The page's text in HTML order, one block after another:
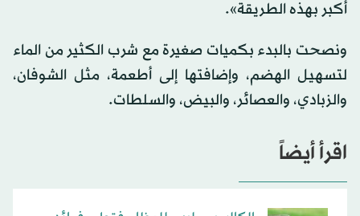
أكبر بهذه الطريقة».
ونصحت بالبدء بكميات صغيرة مع شرب الكثير من الماء
لتسهيل الهضم، وإضافتها إلى أطعمة، مثل الشوفان،
والزبادي، والعصائر، والبيض، والسلطات.
اقرأ أيضاً